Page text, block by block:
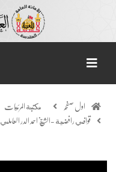
اول صفحہ مكتبة المرئيات
قوافي رافضية -الشيخ احمد الدر العاملي